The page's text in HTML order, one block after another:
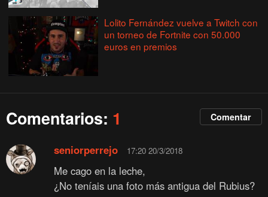
Lolito Fernández vuelve a Twitch con
un torneo de Fortnite con 50.000
euros en premios
Comentarios: 1 Comentar
seniorperrejo 17:20 20/3/2018
Me cago en la leche,
¿No teníais una foto más antigua del Rubius?